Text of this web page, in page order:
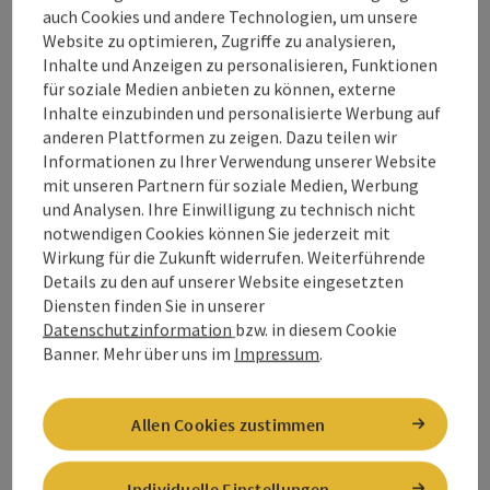
Stille Nacht Krippe
Das Museum Innviertler Volkskundehaus in Ried im
Innkreis beherbergt ein Juwel: Die Stille-Nacht-Krippe war
Zeuge bei der Uraufführung des berühmtesten
Weihnachtsliedes der Welt – und ist nicht nur zur
Weihnachtszeit einen Besuch wert.
Location
Kulturabteilung/Museum Innviertler
Volkskundehaus, Ried im Innkreis
Nächster Termin
19.August2026,09:00
Das Museum Innviertler Volkskundehaus in Ried im
Innkreis beherbergt ein Juwel: Die Stille-Nacht-Krippe war
Zeuge bei der Uraufführung des berühmtesten
auch Cookies und andere Technologien, um unsere
Website zu optimieren, Zugriffe zu analysieren,
Inhalte und Anzeigen zu personalisieren, Funktionen
für soziale Medien anbieten zu können, externe
Inhalte einzubinden und personalisierte Werbung auf
anderen Plattformen zu zeigen. Dazu teilen wir
Informationen zu Ihrer Verwendung unserer Website
mit unseren Partnern für soziale Medien, Werbung
und Analysen. Ihre Einwilligung zu technisch nicht
notwendigen Cookies können Sie jederzeit mit
Wirkung für die Zukunft widerrufen. Weiterführende
Details zu den auf unserer Website eingesetzten
Diensten finden Sie in unserer
Datenschutzinformation bzw. in diesem Cookie
Banner. Mehr über uns im Impressum.
Allen Cookies zustimmen